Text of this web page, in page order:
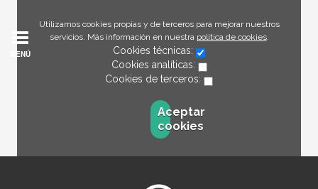
Utilizamos cookies propias y de terceros para mejorar nuestros
servicios. Más información en nuestra política de cookies.
Cookies técnicas:
Cookies analíticas:
Cookies de terceros:
Aceptar
cookies
MENÚ